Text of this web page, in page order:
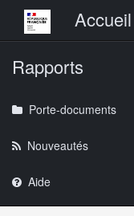
Menu principalAccueil
Rapports
Porte-documents
Nouveautés
Aide